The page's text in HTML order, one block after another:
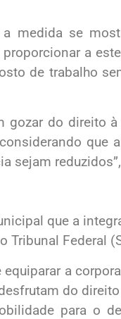
medida se
a
de trabalho
gozar do direito
que
sejam
que a
Tribunal Federal
a
do
para o